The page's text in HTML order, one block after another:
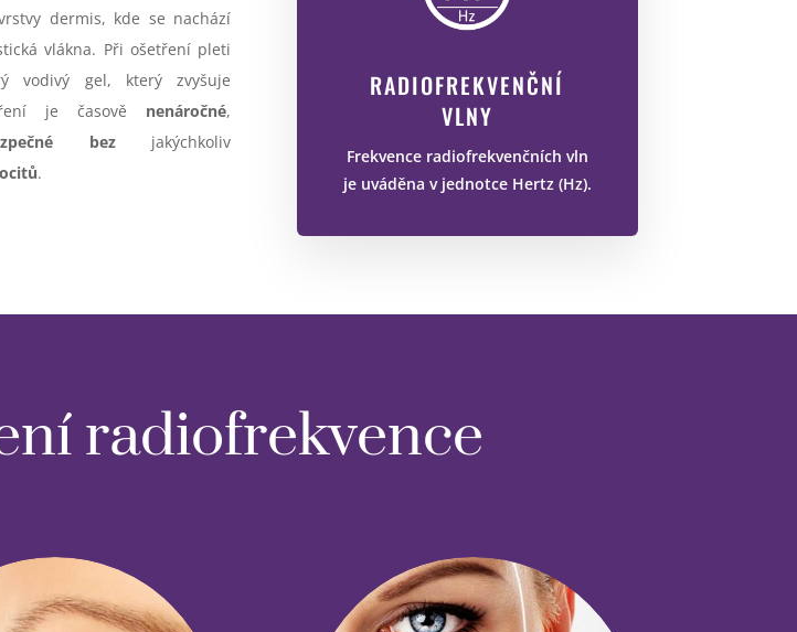
dermis, kde se nachází
vlákna. Při ošetření pleti
vodivý gel, který zvyšuje
je časově nenáročné,
bezjakýchkoliv
.
RADIOFREKVENČNÍ
VLNY
Frekvence radiofrekvenčních vln
je uváděna v jednotce Hertz (Hz).
radiofrekvence